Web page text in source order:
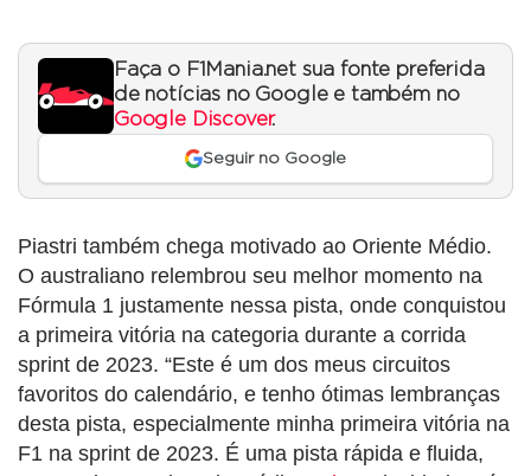
Faça o F1Mania.net sua fonte preferida
de notícias no Google e também no
Google Discover.
Seguir no Google
Piastri também chega motivado ao Oriente Médio.
O australiano relembrou seu melhor momento na
Fórmula 1 justamente nessa pista, onde conquistou
a primeira vitória na categoria durante a corrida
sprint de 2023. “Este é um dos meus circuitos
favoritos do calendário, e tenho ótimas lembranças
desta pista, especialmente minha primeira vitória na
F1 na sprint de 2023. É uma pista rápida e fluida,